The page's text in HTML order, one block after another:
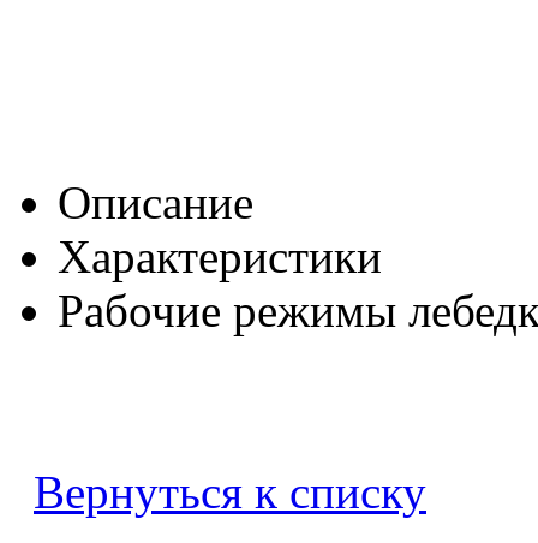
Описание
Характеристики
Рабочие режимы
Вернуться к списку